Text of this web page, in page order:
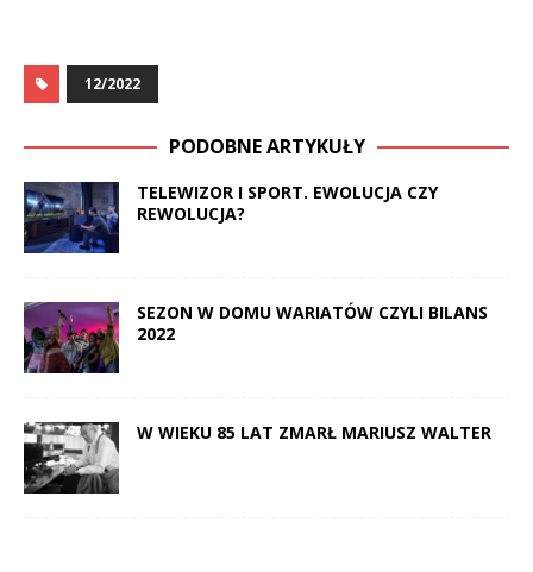
12/2022
PODOBNE ARTYKUŁY
TELEWIZOR I SPORT. EWOLUCJA CZY
REWOLUCJA?
SEZON W DOMU WARIATÓW CZYLI BILANS
2022
W WIEKU 85 LAT ZMARŁ MARIUSZ WALTER